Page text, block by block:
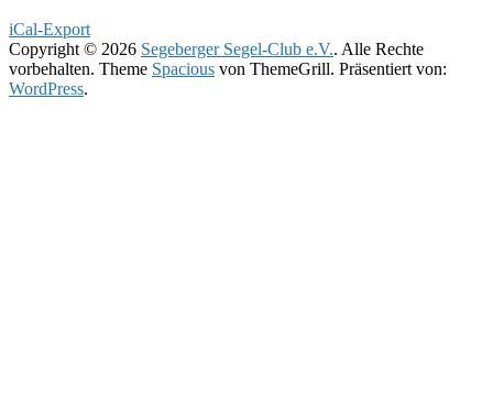
iCal-Export
Copyright © 2026 Segeberger Segel-Club e.V.. Alle Rechte
vorbehalten. Theme Spacious von ThemeGrill. Präsentiert von:
WordPress.